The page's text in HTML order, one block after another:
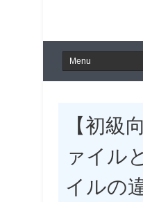
【初級
ァイル
イルの